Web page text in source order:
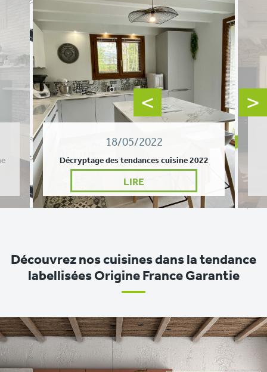
18/05/2022
Décryptage des tendances cuisine 2022
LIRE
Découvrez nos cuisines dans la tendance
labellisées Origine France Garantie